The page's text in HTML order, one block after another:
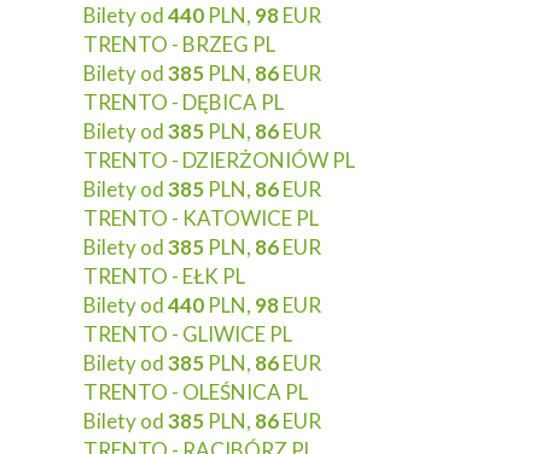
Bilety od440 PLN, 98EUR
TRENTO - BRZEG PL
Bilety od385 PLN, 86EUR
TRENTO - DĘBICA PL
Bilety od385 PLN, 86EUR
TRENTO - DZIERŻONIÓW PL
Bilety od385 PLN, 86EUR
TRENTO - KATOWICE PL
Bilety od385 PLN, 86EUR
TRENTO - EŁK PL
Bilety od440 PLN, 98EUR
TRENTO - GLIWICE PL
Bilety od385 PLN, 86EUR
TRENTO - OLEŚNICA PL
Bilety od385 PLN, 86EUR